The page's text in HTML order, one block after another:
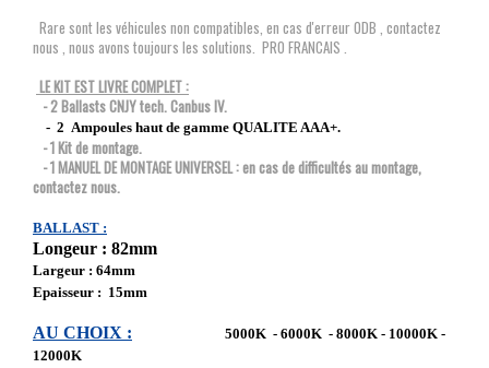
Rare sont les véhicules non compatibles, en cas d'erreur ODB , contactez
nous , nous avons toujours les solutions. PRO FRANCAIS .
LE KIT EST LIVRE COMPLET :
- 2 Ballasts CNJY tech. Canbus IV.
- 2 Ampoules haut de gamme QUALITE AAA+.
- 1 Kit de montage.
- 1 MANUEL DE MONTAGE UNIVERSEL : en cas de difficultés au montage,
contactez nous.
BALLAST :
Longeur : 82mm
Largeur : 64mm
Epaisseur : 15mm
AU CHOIX :
5000K - 6000K - 8000K - 10000K -
12000K